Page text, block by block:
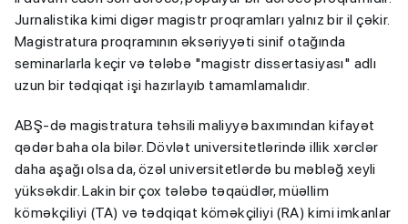
Jurnalistika kimi digər magistr proqramları yalnız bir il çəkir.
Magistratura proqramının əksəriyyəti sinif otağında
seminarlarla keçir və tələbə "magistr dissertasiyası" adlı
uzun bir tədqiqat işi hazırlayıb tamamlamalıdır.
ABŞ-də magistratura təhsili maliyyə baxımından kifayət
qədər baha ola bilər. Dövlət universitetlərində illik xərclər
daha aşağı olsa da, özəl universitetlərdə bu məbləğ xeyli
yüksəkdir. Lakin bir çox tələbə təqaüdlər, müəllim
köməkçiliyi (TA) və tədqiqat köməkçiliyi (RA) kimi imkanlar